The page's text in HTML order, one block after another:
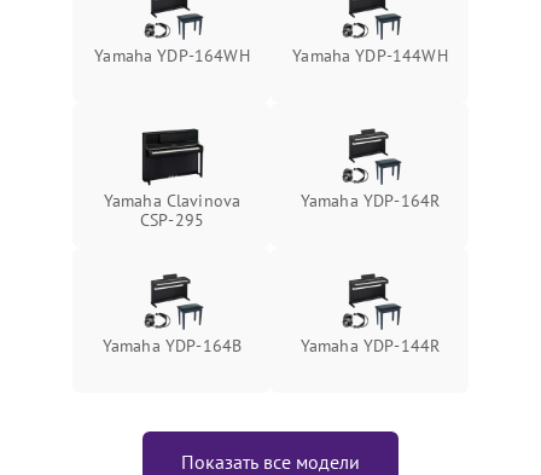
Yamaha YDP-164WH Yamaha YDP-144WH
Yamaha Clavinova
CSP-295
Yamaha YDP-164R
Yamaha YDP-164B Yamaha YDP-144R
Показать все модели